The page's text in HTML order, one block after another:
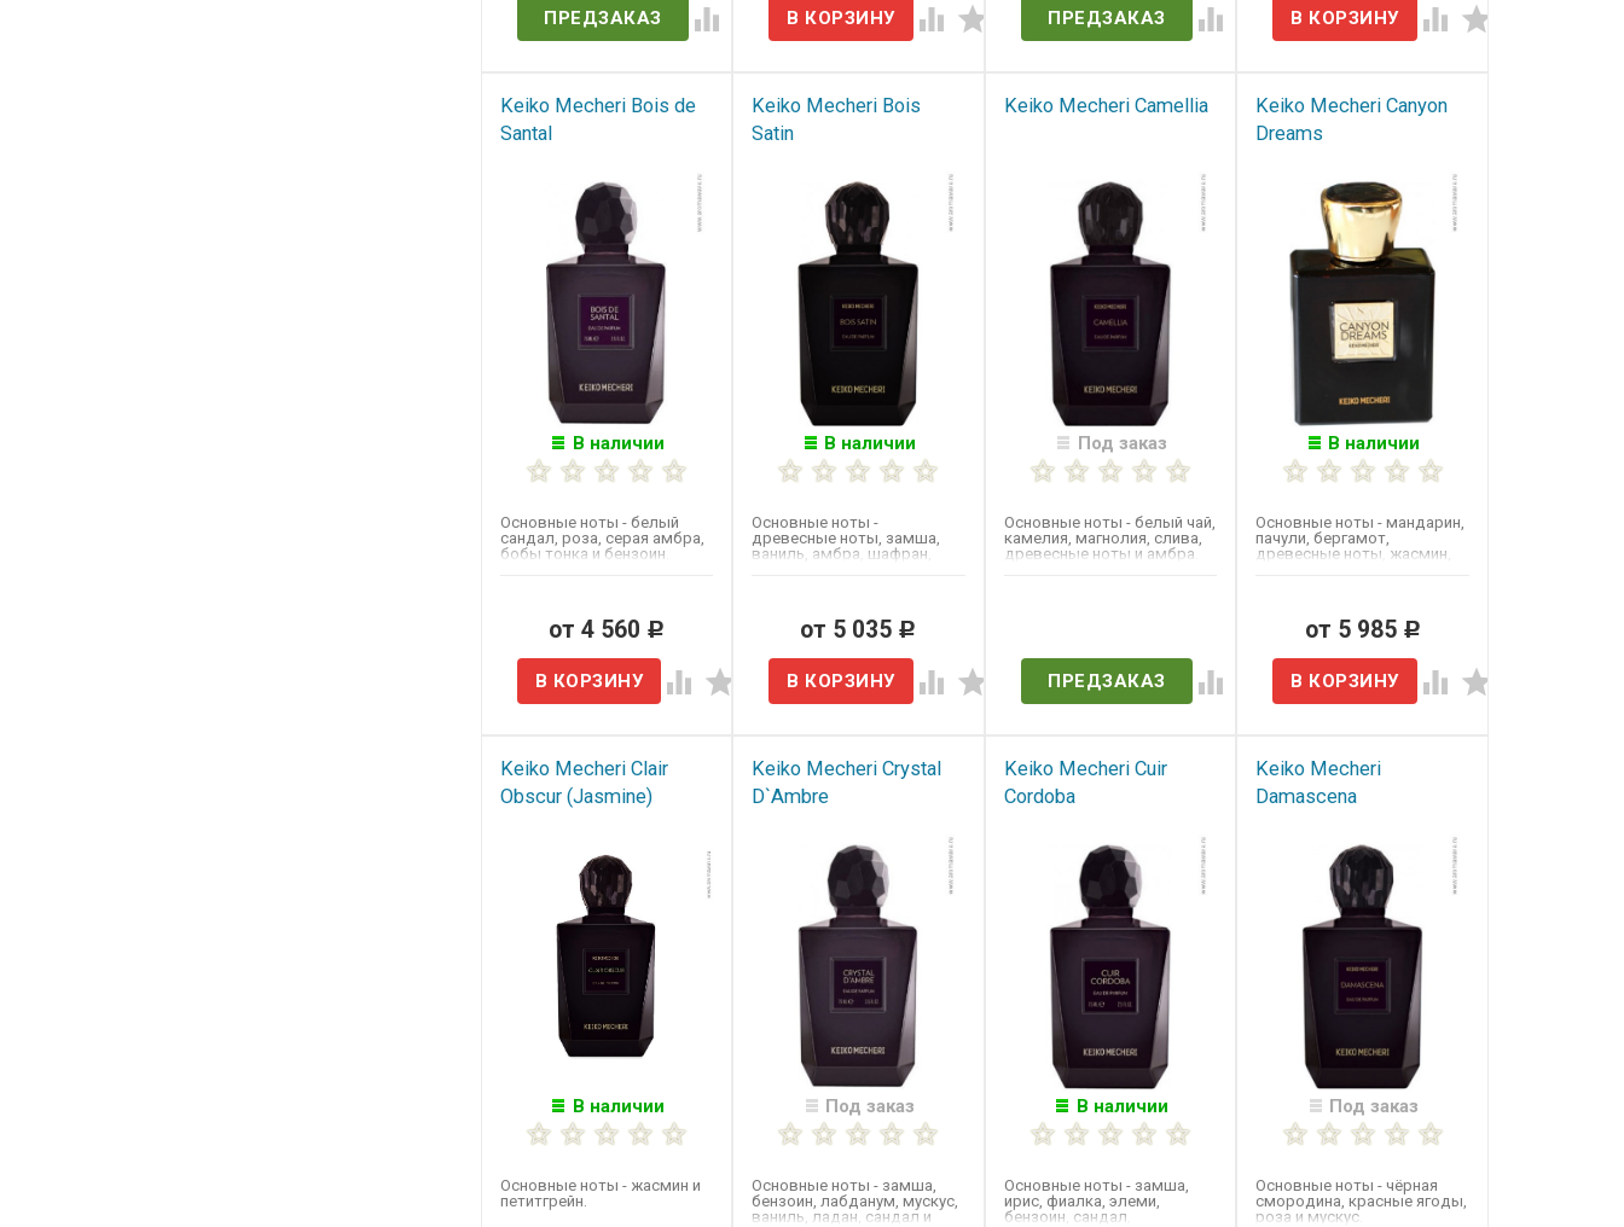
ПРЕДЗАКАЗ ПРЕДЗАКАЗ
Keiko Mecheri Bois de
Santal
В наличии
Основные ноты - белый
сандал​, роза, серая амбра,
бобы тонка и бензоин.
от 4 560 Р
Keiko Mecheri Bois
Satin
В наличии
Основные ноты -
древесные ноты, замша,
ваниль, амбра, шафран,
от 5 035 Р
Keiko Mecheri Camellia
Под заказ
Основные ноты - белый чай,
камелия, магнолия, слива,
древесные ноты и амбра.
ПРЕДЗАКАЗ
Keiko Mecheri Canyon
Dreams
В наличии
Основные ноты - мандарин,
пачули, бергамот,
древесные ноты, жасмин,
от 5 985 Р
Keiko Mecheri Clair
Obscur (Jasmine)
В наличии
Основные ноты - жасмин и
петитгрейн.
Keiko Mecheri Crystal
D`Ambre
Под заказ
Основные ноты - замша,
бензоин, лабданум, мускус,
ваниль, ладан, сандал и
Keiko Mecheri Cuir
Cordoba
В наличии
Основные ноты - замша,
ирис, фиалка, элеми,
бензоин, сандал,
Keiko Mecheri
Damascena
Под заказ
Основные ноты - чёрная
смородина, красные ягоды,
роза и мускус.